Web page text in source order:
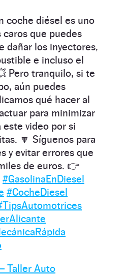
coche diésel es uno
que puedes
dañar los inyectores,
e incluso el
Pero tranquilo, si te
aún puedes
qué hacer al
para minimizar
este video por si
🔽 Síguenos para
y evitar errores que
de euros. 👉
#GasolinaEnDiesel
#CocheDiesel
Taller Auto